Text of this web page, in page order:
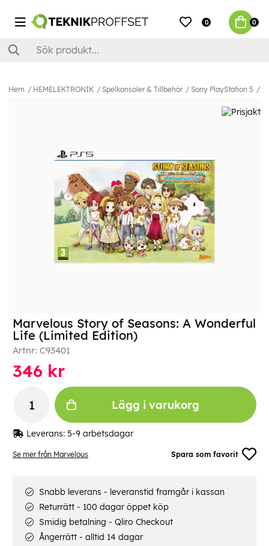
0 0
Hem HEMELEKTRONIK Spelkonsoler & Tillbehör Sony PlayStation 5
Se mer från Marvelous Spara som favorit
Marvelous Story of Seasons: A Wonderful
Life (Limited Edition)
Artnr: C93401
346 kr
Lägg i varukorg
Leverans: 5-9 arbetsdagar
Snabb leverans - leveranstid framgår i kassan
Returrätt - 100 dagar öppet köp
Smidig betalning - Qliro Checkout
Ångerrätt - alltid 14 dagar